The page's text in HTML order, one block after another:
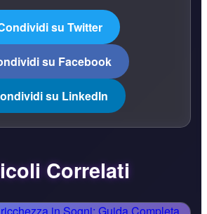
su Twitter
su Facebook
su LinkedIn
Correlati